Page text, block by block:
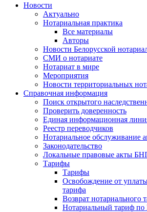
Новости
Актуально
Нотариальная практика
Все материалы
Авторы
Новости Белорусской
СМИ о нотариате
Нотариат в мире
Мероприятия
Новости территориальных
Справочная информация
Поиск открытого
Проверить доверенность
Единая информационная
Реестр переводчиков
Нотариальное обслуживание
Законодательство
Локальные правовые акты
Тарифы
Тарифы
Освобождение от
тарифа
Возврат нотариального
Нотариальный тариф